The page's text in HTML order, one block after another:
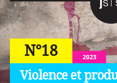
2023
N°18
Violence et